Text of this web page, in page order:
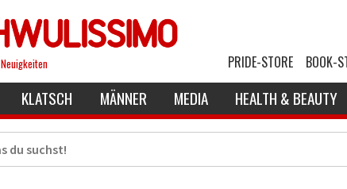
Neuigkeiten PRIDE-STORE BOOK-
KLATSCH MÄNNER MEDIA HEALTH & BEAUTY